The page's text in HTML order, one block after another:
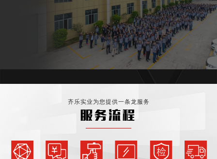
齐乐实业为您提供一条龙服务
服务流程